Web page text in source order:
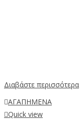
Διαβάστε περισσότερα
ΑΓΑΠΗΜΕΝΑ
Quick view